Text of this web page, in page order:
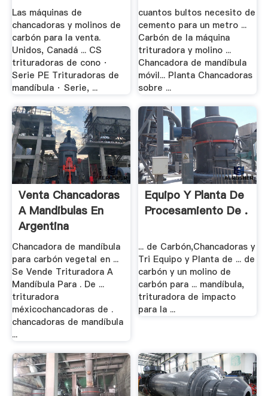
Las máquinas de
chancadoras y molinos de
carbón para la venta.
Unidos, Canadá ... CS
trituradoras de cono ·
Serie PE Trituradoras de
mandíbula · Serie, ...
cuantos bultos necesito de
cemento para un metro ...
Carbón de la máquina
trituradora y molino ...
Chancadora de mandíbula
móvil... Planta Chancadoras
sobre ...
Venta Chancadoras
A Mandibulas En
Argentina
Chancadora de mandíbula
para carbón vegetal en ...
Se Vende Trituradora A
Mandíbula Para . De ...
trituradora
méxicochancadoras de .
chancadoras de mandíbula
...
Equipo Y Planta De
Procesamiento De .
... de Carbón,Chancadoras y
Tri Equipo y Planta de ... de
carbón y un molino de
carbón para ... mandíbula,
trituradora de impacto
para la ...